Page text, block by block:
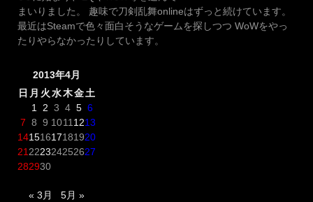
まいりました。 趣味で刀剣乱舞onlineはずっと続けています。
最近はSteamで色々面白そうなゲームを探しつつ WoWをやっ
たりやらなかったりしています。
2013年4月
日 月 火水木金土
1 2 3 4 5 6
7 8 9 10111213
14151617181920
21222324252627
282930
« 3月 5月 »